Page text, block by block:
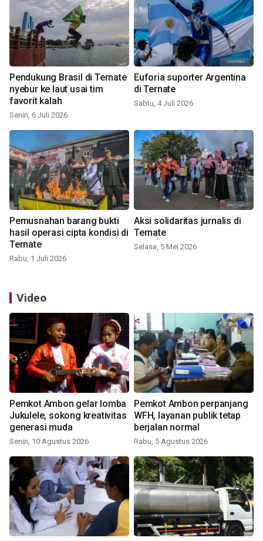
Pendukung Brasil di Ternate
nyebur ke laut usai tim
favorit kalah
Senin, 6 Juli 2026
Euforia suporter Argentina
di Ternate
Sabtu, 4 Juli 2026
Pemusnahan barang bukti
hasil operasi cipta kondisi di
Ternate
Rabu, 1 Juli 2026
Aksi solidaritas jurnalis di
Ternate
Selasa, 5 Mei 2026
Video
Pemkot Ambon gelar lomba
Jukulele, sokong kreativitas
generasi muda
Senin, 10 Agustus 2026
Pemkot Ambon perpanjang
WFH, layanan publik tetap
berjalan normal
Rabu, 5 Agustus 2026